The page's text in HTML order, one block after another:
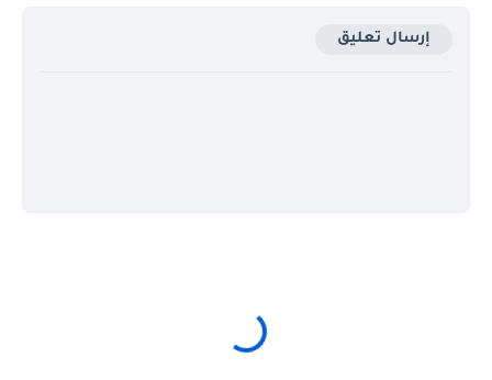
إرسال تعليق